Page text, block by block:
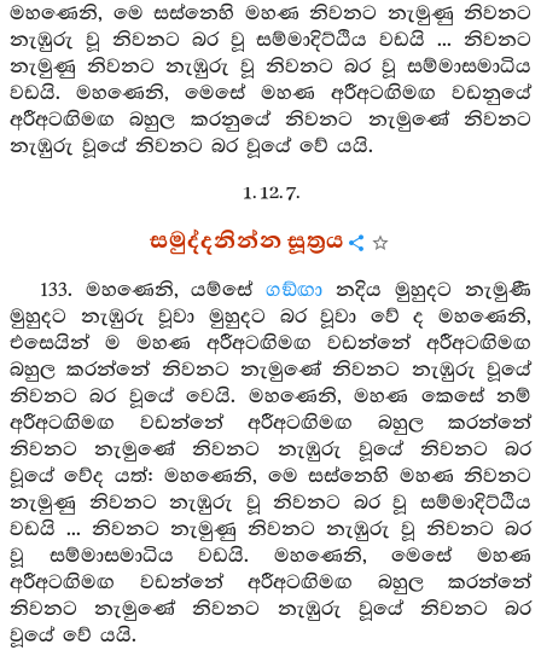
මහණෙනි, මෙ සස්නෙහි මහණ නිවනට නැමුණු නිවනට
නැඹුරු වූ නිවනට බර වූ සම්මාදිට්ඨිය වඩයි ... නිවනට
නැමුණු නිවනට නැඹුරු වූ නිවනට බර වූ සම්මාසමාධිය
වඩයි. මහණෙනි, මෙසේ මහණ අරීඅටඟිමඟ වඩනුයේ
අරීඅටඟිමඟ බහුල කරනුයේ නිවනට නැමුණේ නිවනට
නැඹුරු වූයේ නිවනට බර වූයේ වේ යයි.
1. 12. 7.
සමුද්දනින්න සූත්‍රය
133. මහණෙනි, යම්සේගඞ්ඟා නදිය මුහුදට නැමුණී
මුහුදට නැඹුරු වූවා මුහුදට බර වූවා වේ ද මහණෙනි,
එසෙයින් ම මහණ අරීඅටඟිමඟ වඩන්නේ අරීඅටඟිමඟ
බහුල කරන්නේ නිවනට නැමුණේ නිවනට නැඹුරු වූයේ
නිවනට බර වූයේ වෙයි. මහණෙනි, මහණ කෙසේ නම්
අරීඅටඟිමඟ වඩන්නේ අරීඅටඟිමඟ බහුල කරන්නේ
නිවනට නැමුණේ නිවනට නැඹුරු වූයේ නිවනට බර
වූයේ වේද යත්: මහණෙනි, මෙ සස්නෙහි මහණ නිවනට
නැමුණු නිවනට නැඹුරු වූ නිවනට බර වූ සම්මාදිට්ඨිය
වඩයි ... නිවනට නැමුණු නිවනට නැඹුරු වූ නිවනට බර
වූ සම්මාසමාධිය වඩයි. මහණෙනි, මෙසේ මහණ
අරීඅටඟිමඟ වඩන්නේ අරීඅටඟිමඟ බහුල කරන්නේ
නිවනට නැමුණේ නිවනට නැඹුරු වූයේ නිවනට බර
වූයේ වේ යයි.